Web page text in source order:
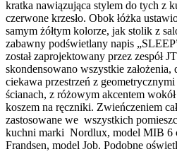
kratka nawiązująca stylem do tych z
czerwone krzesło. Obok łóżka
samym żółtym kolorze, jak stolik z
zabawny podświetlany napis
został zaprojektowany przez zespół
skondensowano wszystkie założenia,
ciekawa przestrzeń z geometrycznymi
ścianach, z różowym akcentem
koszem na ręczniki. Zwieńczeniem
zastosowane we wszystkich
kuchni marki Nordlux, model MIB 6
Frandsen, model Job. Podobne